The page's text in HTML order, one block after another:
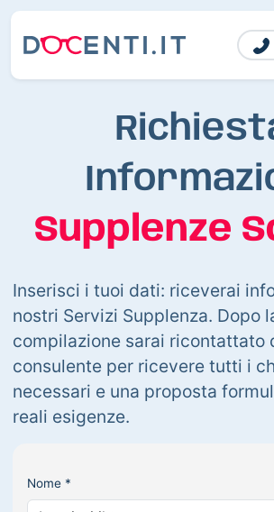
Supplenze
Inserisci i tuoi dati: riceverai
nostri Servizi Supplenza. Dopo
compilazione sarai ricontattato
consulente per ricevere tutti i
necessari e una proposta
reali esigenze.
Nome *